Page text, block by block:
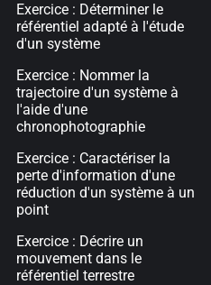
Exercice : Déterminer le
référentiel adapté à l'étude
d'un système
Exercice : Nommer la
trajectoire d'un système à
l'aide d'une
chronophotographie
Exercice : Caractériser la
perte d'information d'une
réduction d'un système à un
point
Exercice : Décrire un
mouvement dans le
référentiel terrestre